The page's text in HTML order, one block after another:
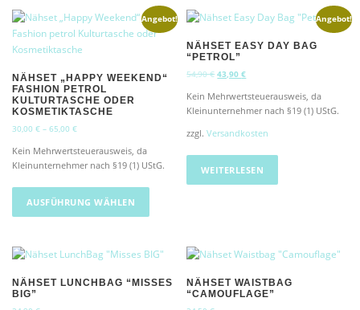
Angebot!
NÄHSET „HAPPY WEEKEND“
FASHION PETROL
KULTURTASCHE ODER
KOSMETIKTASCHE
30,00 € – 65,00 €
Kein Mehrwertsteuerausweis, da
Kleinunternehmer nach §19 (1) UStG.
AUSFÜHRUNG WÄHLEN
D
e
e
P
Angebot!
NÄHSET EASY DAY BAG
“PETROL”
54,90€U
s
p
n
g
l
r
r
e
43,90€A
t
u
l
e
r
s
s
t
Kein Mehrwertsteuerausweis, da
Kleinunternehmer nach §19 (1) UStG.
zzgl.Versandkosten
WEITERLESEN
NÄHSET LUNCHBAG “MISSES
BIG”
NÄHSET WAISTBAG
“CAMOUFLAGE”